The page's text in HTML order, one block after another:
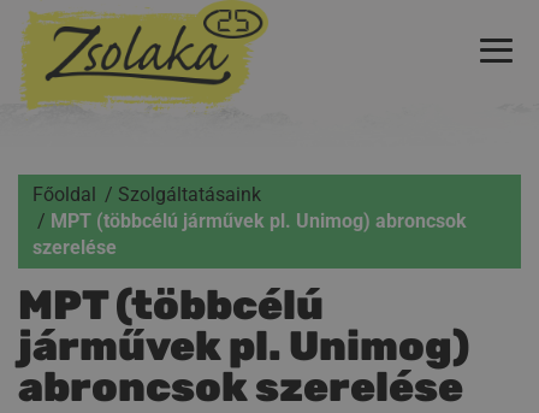
Főoldal
Szolgáltatásaink
MPT (többcélú járművek pl. Unimog) abroncsok
szerelése
MPT (többcélú
járművek pl. Unimog)
abroncsok szerelése